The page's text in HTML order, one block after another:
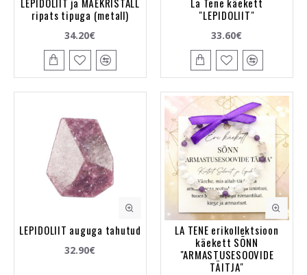
ripats tipuga (metall)
34.20€
"LEPIDOLIIT"
33.60€
LEPIDOLIIT auguga tahutud
32.90€
LA TENE erikollektsioon
käekett SÕNN
"ARMASTUSESOOVIDE
TÄITJA"